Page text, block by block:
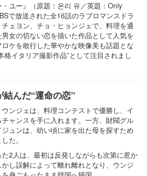
ユー』（原題：온리 유／英題：Only
で放送された全16話のラブロマンスドラ
ェヨン、チョ・ヒョンジェで、料理を通
女の切ない恋を描いた作品として人気を
ケを敢行した華やかな映像美も話題とな
格イタリア撮影作品”として注目されまし
んだ“運命の恋”
ンジェは、料理コンテストで優勝し、イ
ャンスを手に入れます。一方、財閥グル
ュンは、幼い頃に家を出た母を探すため
た。
2人は、最初は反発しながらも次第に惹か
し誤解によって離れ離れとなり、ウンジ